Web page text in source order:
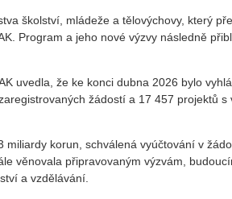
školství, mládeže a tělovýchovy, který
Program a jeho nové výzvy následně
uvedla, že ke konci dubna 2026 bylo
žádostí a 17 457 projektů
miliardy korun, schválená vyúčtování v
věnovala připravovaným výzvám,
a vzdělávání.